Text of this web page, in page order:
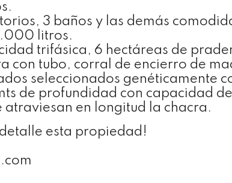
3 baños y las demás
litros.
trifásica, 6 hectáreas de
con tubo, corral de encierro de
seleccionados genéticamente
de profundidad con capacidad
en longitud la chacra.
esta propiedad!